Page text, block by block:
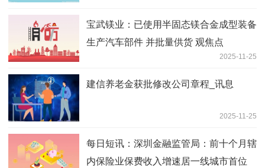
宝武镁业：已使用半固态镁合金成型装备
生产汽车部件 并批量供货 观焦点
2025-11-25
建信养老金获批修改公司章程_讯息
2025-11-25
每日短讯：深圳金融监管局：前十个月辖
内保险业保费收入增速居一线城市首位